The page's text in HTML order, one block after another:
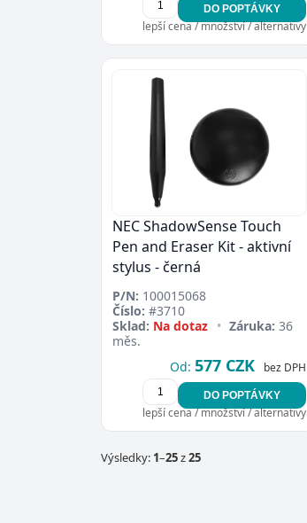
DO POPTÁVKY
lepší cena / množství / alternativy
NEC ShadowSense Touch
Pen and Eraser Kit - aktivní
stylus - černá
P/N: 100015068
Číslo: #3710
Sklad: Na dotaz • Záruka: 36
měs.
Od: 577 CZK bez DPH
DO POPTÁVKY
lepší cena / množství / alternativy
Výsledky: 1–25z25